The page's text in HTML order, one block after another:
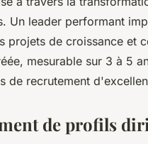
Un leader performant
projets de croissance et
mesurable sur 3 à 5
de recrutement
de profils